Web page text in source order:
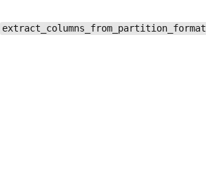
extract_columns_from_partition_format